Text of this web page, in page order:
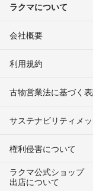
ラクマについて
会社概要
利用規約
古物営業法に基づく
サステナビリティメ
権利侵害について
ラクマ公式ショップ
出店について